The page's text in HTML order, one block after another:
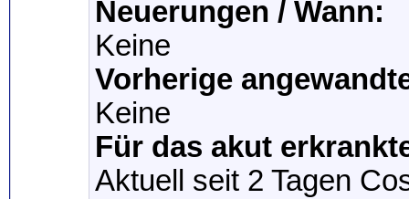
Neuerungen / Wann:
Keine
Vorherige
Keine
Für das akut
Aktuell seit 2 Tagen